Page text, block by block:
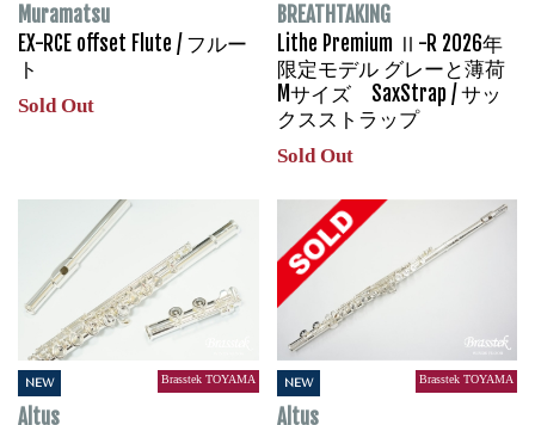
Muramatsu
EX-RCE offset Flute / フルー
ト
Sold Out
BREATHTAKING
Lithe Premium Ⅱ-R 2026年
限定モデル グレーと薄荷
Mサイズ SaxStrap / サッ
クスストラップ
Sold Out
NEW Brasstek TOYAMA
Altus
NEW Brasstek TOYAMA
Altus